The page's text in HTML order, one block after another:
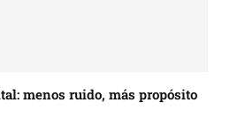
menos ruido, más propósito